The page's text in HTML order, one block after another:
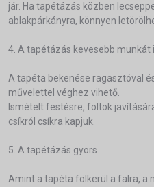
jár. Ha tapétázás közben
ablakpárkányra, könnyen
4. A tapétázás kevesebb munkát
A tapéta bekenése ragasztóval
művelettel véghez vihető.
Ismételt festésre, foltok
csíkról csíkra kapjuk.
5. A tapétázás gyors
Amint a tapéta fölkerül a falra, a